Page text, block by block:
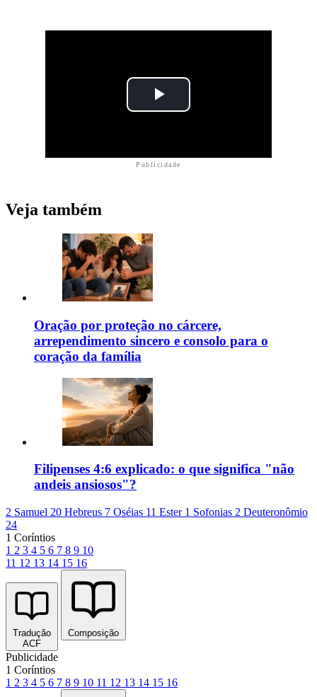
Publicidade
Veja também
Oração por proteção no cárcere,
arrependimento sincero e consolo para o
coração da família
Filipenses 4:6 explicado: o que significa "não
andeis ansiosos"?
2 Samuel 20 Hebreus 7 Oséias 11 Ester 1 Sofonias 2 Deuteronômio
24
1 Coríntios
1 2 3 4 5 6 7 8 9 10
11 12 13 14 15 16
Tradução
ACF
Composição
Publicidade
1 Coríntios
1 2 3 4 5 6 7 8 9 10 11 12 13 14 15 16